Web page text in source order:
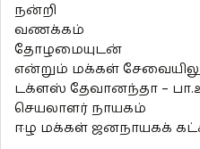
நன்றி
வணக்கம்
தோழமையுடன்
என்றும் மக்கள்
டக்ளஸ் தேவானந்தா –
செயலாளர் நாயகம்
ஈழ மக்கள் ஜனநாயகக் கட்சி (